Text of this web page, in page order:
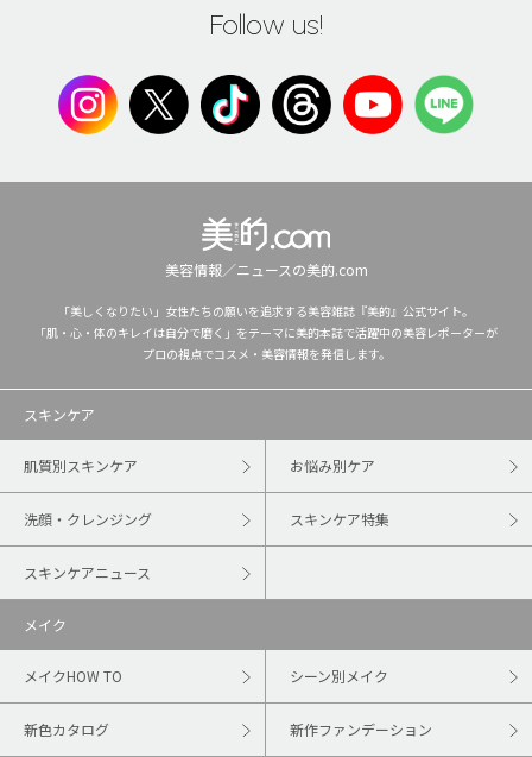
Follow us!
美容情報／ニュースの美的.com
「美しくなりたい」女性たちの願いを追求する美容雑誌『美的』公式サイト。
「肌・心・体のキレイは自分で磨く」をテーマに美的本誌で活躍中の美容レポーターが
プロの視点でコスメ・美容情報を発信します。
スキンケア
肌質別スキンケア お悩み別ケア
洗顔・クレンジング スキンケア特集
スキンケアニュース
メイク
メイクHOW TO シーン別メイク
新色カタログ 新作ファンデーション